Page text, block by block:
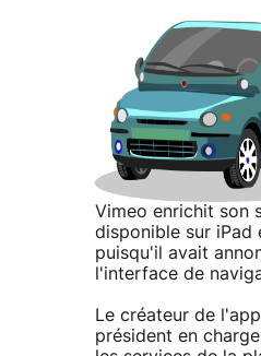
Vimeo enrichit son
disponible sur iPad
puisqu'il avait
l'interface de
Le créateur de
président en